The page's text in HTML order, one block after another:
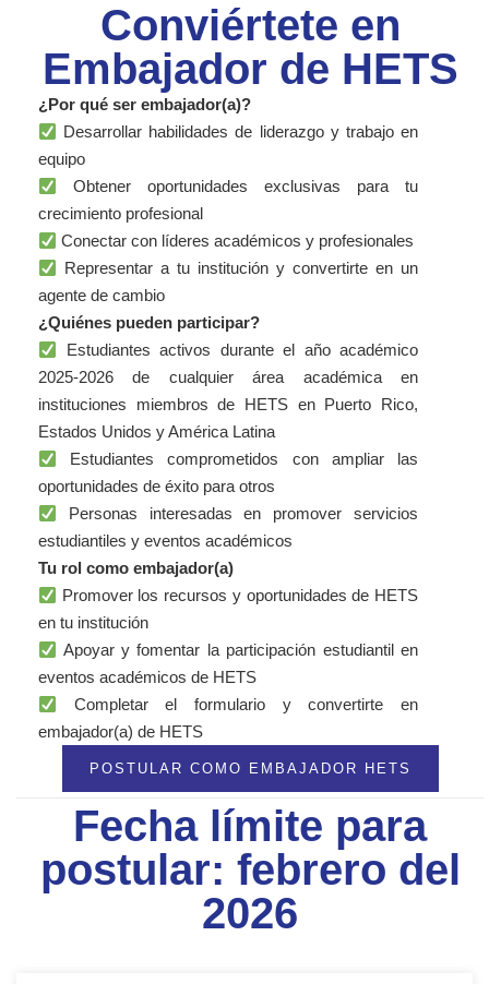
Conviértete en
Embajador de HETS
¿Por qué ser embajador(a)?
Desarrollar habilidades de liderazgo y trabajo en
equipo
Obtener oportunidades exclusivas para tu
crecimiento profesional
Conectar con líderes académicos y profesionales
Representar a tu institución y convertirte en un
agente de cambio
¿Quiénes pueden participar?
Estudiantes activos durante el año académico
2025-2026 de cualquier área académica en
instituciones miembros de HETS en Puerto Rico,
Estados Unidos y América Latina
Estudiantes comprometidos con ampliar las
oportunidades de éxito para otros
Personas interesadas en promover servicios
estudiantiles y eventos académicos
Tu rol como embajador(a)
Promover los recursos y oportunidades de HETS
en tu institución
Apoyar y fomentar la participación estudiantil en
eventos académicos de HETS
Completar el formulario y convertirte en
embajador(a) de HETS
POSTULAR COMO EMBAJADOR HETS
Fecha límite para
postular: febrero del
2026